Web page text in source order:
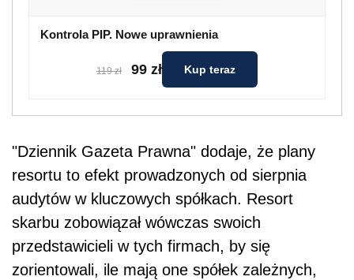
Kontrola PIP. Nowe uprawnienia
119 zł 99 zł Kup teraz
"Dziennik Gazeta Prawna" dodaje, że plany
resortu to efekt prowadzonych od sierpnia
audytów w kluczowych spółkach. Resort
skarbu zobowiązał wówczas swoich
przedstawicieli w tych firmach, by się
zorientowali, ile mają one spółek zależnych,